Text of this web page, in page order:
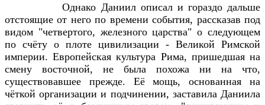
Однако Даниил описал и гораздо дальше
отстоящие от него по времени события, рассказав под
видом "четвертого, железного царства" о следующем
по счёту о плоте цивилизации - Великой Римской
империи. Европейская культура Рима, пришедшая на
смену восточной, не была похожа ни на что,
существовавшее прежде. Её мощь, основанная на
чёткой организации и подчинении, заставила Даниила